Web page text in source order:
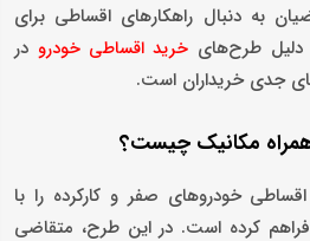
به دنبال راهکارهای اقساطی برای
طرح‌های خرید اقساطی خودرو در
جدی خریداران است.
مکانیک چیست؟
خودروهای صفر و کارکرده را با
کرده است. در این طرح، متقاضی